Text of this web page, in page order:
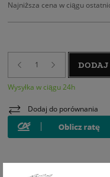
Najniższa cena w ciągu
Wysyłka w ciągu 24h
Dodaj do porównania